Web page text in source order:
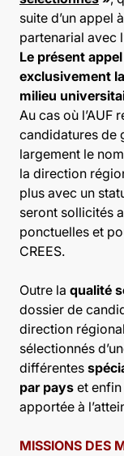
suite d’un appel
partenarial avec
Le présent
exclusivement
milieu
Au cas où l’AUF
candidatures de
largement le
la direction
plus avec un
seront sollicités
ponctuelles et
CREES.
Outre la qualité
dossier de
direction
sélectionnés
différentes
par pays et
apportée à
MISSIONS DES